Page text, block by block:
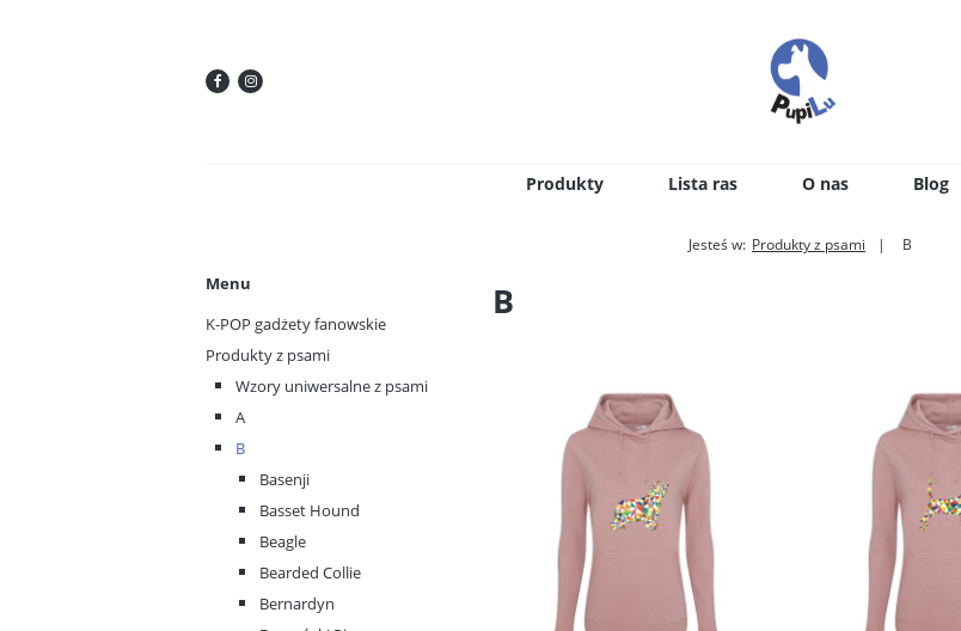
Produkty Lista ras O nas Blog
Jesteś w: Produkty z psami B
Menu
K-POP gadżety fanowskie
Produkty z psami
Wzory uniwersalne z psami
A
B
Basenji
Basset Hound
Beagle
Bearded Collie
Bernardyn
B